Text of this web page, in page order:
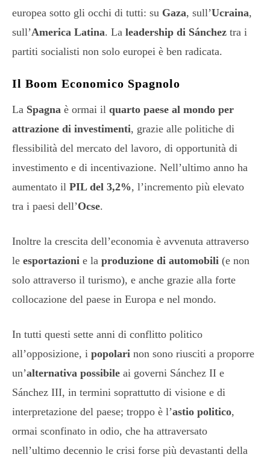
europea sotto gli occhi di tutti: su Gaza, sull’Ucraina,
sull’America Latina. La leadership di Sánchez tra i
partiti socialisti non solo europei è ben radicata.
Il Boom Economico Spagnolo
La Spagna è ormai il quarto paese al mondo per
attrazione di investimenti, grazie alle politiche di
flessibilità del mercato del lavoro, di opportunità di
investimento e di incentivazione. Nell’ultimo anno ha
aumentato il PIL del 3,2%, l’incremento più elevato
tra i paesi dell’Ocse.
Inoltre la crescita dell’economia è avvenuta attraverso
le esportazioni e la produzione di automobili (e non
solo attraverso il turismo), e anche grazie alla forte
collocazione del paese in Europa e nel mondo.
In tutti questi sette anni di conflitto politico
all’opposizione, i popolari non sono riusciti a proporre
un’alternativa possibile ai governi Sánchez II e
Sánchez III, in termini soprattutto di visione e di
interpretazione del paese; troppo è l’astio politico,
ormai sconfinato in odio, che ha attraversato
nell’ultimo decennio le crisi forse più devastanti della